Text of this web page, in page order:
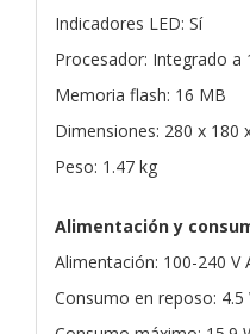
Indicadores LED: Sí
Procesador: Integrado a
Memoria flash: 16 MB
Dimensiones: 280 x 180
Peso: 1.47 kg
Alimentación y
Alimentación: 100-240 V
Consumo en reposo: 4.5